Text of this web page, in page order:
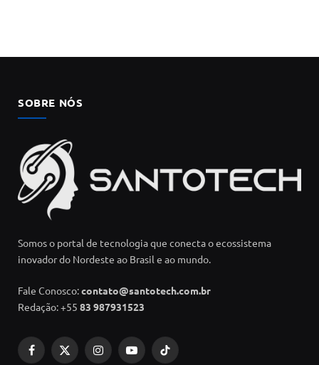
SOBRE NÓS
Somos o portal de tecnologia que conecta o ecossistema
inovador do Nordeste ao Brasil e ao mundo.
Fale Conosco:contato@santotech.com.br
Redação: +55 83 987931523
Facebook
X
InstagramYouTubeTikTok